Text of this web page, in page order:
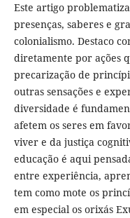
Este artigo
presenças, saberes e
colonialismo. Destaco
diretamente por ações
precarização de
outras sensações e
diversidade é
afetem os seres em
viver e da justiça
educação é aqui
entre experiência,
tem como mote os
em especial os orixás